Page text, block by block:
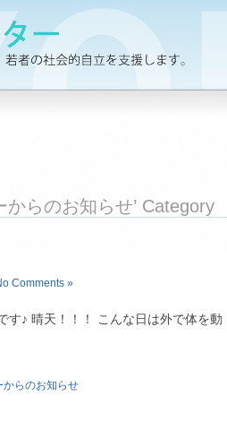
らのお知らせ’ Category
Comments »
す♪ 晴天！！！ こんな日は外で体を動
からのお知らせ